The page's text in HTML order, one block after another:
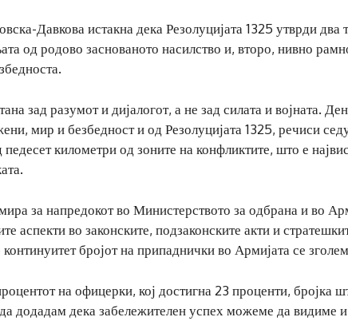
Давкова истакна дека Резолуцијата 1325 утврди
од родово заснованото насилство и, второ, нивно
зад разумот и дијалогот, а не зад силата и војната.
мир и безбедност и од Резолуцијата 1325, речиси
километри од зоните на конфликтите, што е
за напредокот во Министерството за одбрана и во
аспекти во законските, подзаконските акти и
бројот на припаднички во Армијата се
на офицерки, кој достигна 23 проценти, бројка
додадам дека забележителен успех можеме да видиме